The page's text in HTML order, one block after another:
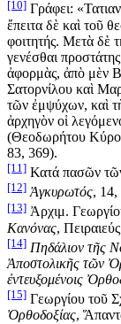
[10] Γράφει:
ἔπειτα δὲ καὶ τοῦ
φοιτητής. Μετὰ δὲ
γενέσθαι
ἀφορμὰς, ἀπὸ μὲν
Σατορνίλου καὶ
τῶν ἐμψύχων, καὶ
ἀρχηγὸν οἱ
(Θεοδωρήτου
83, 369).
[11] Κατά πασῶν
[12] Ἀγκυρωτός, 14,
[13] Ἀρχιμ.
Κανόνας,
[14] Πηδάλιον τῆς
Ἀποστολικῆς τῶν
ἐντευξομένοις
[15] Γεωργίου τοῦ
Ὀρθοδοξίας,